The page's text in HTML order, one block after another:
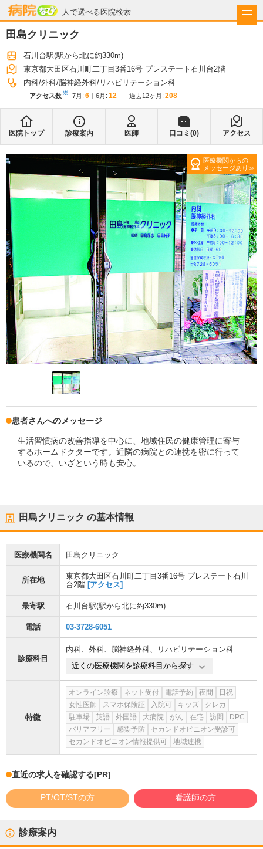
人で選べる医院検索
病院なび
田島クリニック
石川台駅(駅から北に約330m)
東京都大田区石川町二丁目3番16号 プレステート石川台2階
内科 外科 脳神経外科 リハビリテーション科
アクセス数※ 7月 : 6 6月 : 12 過去12ヶ月: 208
医院トップ 診療案内 医師 口コミ(0) アクセス
医療機関からの
メッセージあり
患者さんへのメッセージ
生活習慣病の改善指導を中心に、地域住民の健康管理に寄与
するホームドクターです。近隣の病院との連携を密に行って
いるので、いざという時も安心。
田島クリニック の基本情報
医療機関名 田島クリニック
所在地
東京都大田区石川町二丁目3番16号 プレステート石川
台2階 [アクセス]
最寄駅 石川台駅(駅から北に約330m)
電話 03-3728-6051
診療科目
内科、 外科、 脳神経外科、
リハビリテーション科
近くの医療機関を診療科目から探す
特徴
オンライン診療 ネット受付 電話予約 夜間
日祝
女性医師
スマホ保険証 入院可 キッズ
クレカ
駐車場
英語 外国語 大病院 がん 在宅 訪問
DPC
バリアフリー
感染予防
セカンドオピニオン受診可
セカンドオピニオン情報提供可
地域連携
直近の求人を確認する[PR]
PT/OT/STの方 看護師の方
診療案内